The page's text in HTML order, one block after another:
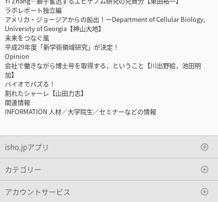
ラボレポート独立編
アメリカ・ジョージアからの船出！ーDepartment of Cellular Biology,
University of Georgia【神山大地】
未来をつなぐ風
平成29年度「新学術領域研究」が決定！
Opinion
会社で働きながら博士号を取得する，ということ【川出野絵，池田明
加】
バイオでパズる！
割れたシャーレ【山田力志】
関連情報
INFORMATION 人材／大学院生／セミナーなどの情報
isho.jpアプリ
カテゴリー
アカウントサービス